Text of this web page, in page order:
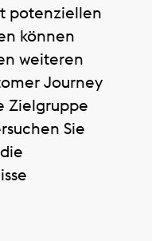
potenziellen
können
weiteren
Journey
Zielgruppe
Sie